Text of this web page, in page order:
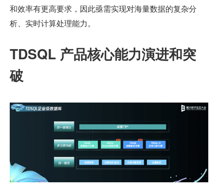
和效率有更高要求，因此亟需实现对海量数据的复杂分
析、实时计算处理能力。
TDSQL 产品核心能力演进和突
破